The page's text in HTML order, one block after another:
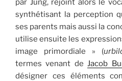
par Jung, rejoint alors le
synthétisant la perception
ses parents mais aussi la
utilise ensuite les
image primordiale » (
termes venant deJacob
désigner ces éléments